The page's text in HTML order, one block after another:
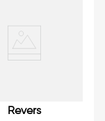
Revers